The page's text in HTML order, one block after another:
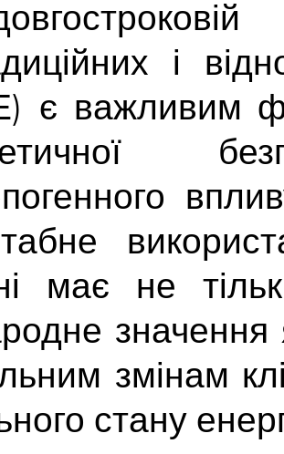
і
є важливим
має не
значення
змінам
стану